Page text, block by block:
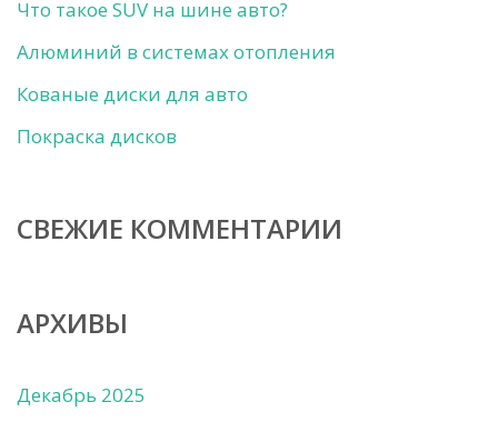
Что такое SUV на шине авто?
Алюминий в системах отопления
Кованые диски для авто
Покраска дисков
СВЕЖИЕ КОММЕНТАРИИ
АРХИВЫ
Декабрь 2025